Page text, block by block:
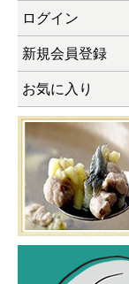
ログイン
新規会員登録
お気に入り